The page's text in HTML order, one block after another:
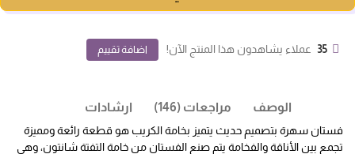
35 عملاء يشاهدون هذا المنتج الآن! اضافة تقييم
الوصف مراجعات (146) ارشادات
فستان سهرة بتصميم حديث يتميز بخامة الكريب هو قطعة رائعة ومميزة
تجمع بين الأناقة والفخامة يتم صنع الفستان من خامة التفتة شانتون، وهي